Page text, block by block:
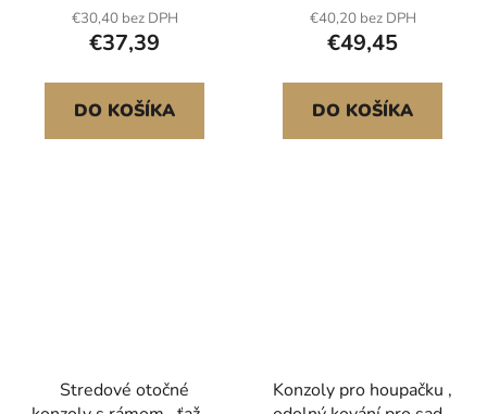
venkovní houpačku,
příslušenství k dětským
houpačkám, pro
venkovní i vnitřní
použití, zelená
€30,40 bez DPH
€37,39
DO KOŠÍKA
súprava otočných konzol
pre nohy 101,6x101,6
mm a 101,6x152,4 mm
zelená 2 ks
€40,20 bez DPH
€49,45
DO KOŠÍKA
Stredové otočné
Konzoly pro houpačku ,